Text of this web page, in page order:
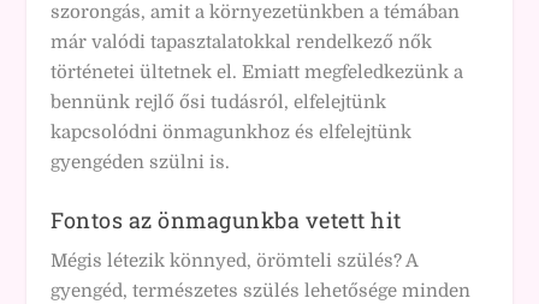
szorongás, amit a környezetünkben a témában
már valódi tapasztalatokkal rendelkező nők
történetei ültetnek el. Emiatt megfeledkezünk a
bennünk rejlő ősi tudásról, elfelejtünk
kapcsolódni önmagunkhoz és elfelejtünk
gyengéden szülni is.
Fontos az önmagunkba vetett hit
Mégis létezik könnyed, örömteli szülés? A
gyengéd, természetes szülés lehetősége minden